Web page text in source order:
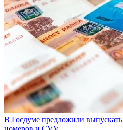
В Госдуме предложили выпускать